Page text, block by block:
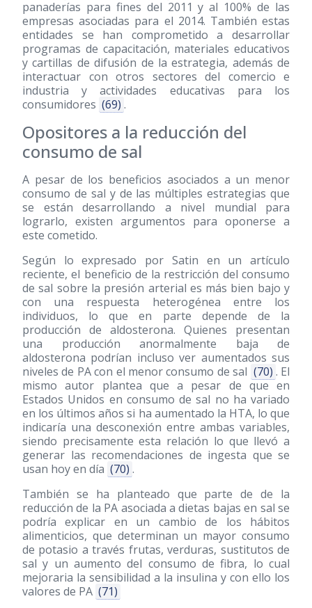
panaderías para fines del 2011 y al 100% de las
empresas asociadas para el 2014. También estas
entidades se han comprometido a desarrollar
programas de capacitación, materiales educativos
y cartillas de difusión de la estrategia, además de
interactuar con otros sectores del comercio e
industria y actividades educativas para los
consumidores (69) .
Opositores a la reducción del
consumo de sal
A pesar de los beneficios asociados a un menor
consumo de sal y de las múltiples estrategias que
se están desarrollando a nivel mundial para
lograrlo, existen argumentos para oponerse a
este cometido.
Según lo expresado por Satin en un artículo
reciente, el beneficio de la restricción del consumo
de sal sobre la presión arterial es más bien bajo y
con una respuesta heterogénea entre los
individuos, lo que en parte depende de la
producción de aldosterona. Quienes presentan
una producción anormalmente baja de
aldosterona podrían incluso ver aumentados sus
niveles de PA con el menor consumo de sal (70) . El
mismo autor plantea que a pesar de que en
Estados Unidos en consumo de sal no ha variado
en los últimos años si ha aumentado la HTA, lo que
indicaría una desconexión entre ambas variables,
siendo precisamente esta relación lo que llevó a
generar las recomendaciones de ingesta que se
usan hoy en día (70) .
También se ha planteado que parte de de la
reducción de la PA asociada a dietas bajas en sal se
podría explicar en un cambio de los hábitos
alimenticios, que determinan un mayor consumo
de potasio a través frutas, verduras, sustitutos de
sal y un aumento del consumo de fibra, lo cual
mejoraria la sensibilidad a la insulina y con ello los
valores de PA (71)